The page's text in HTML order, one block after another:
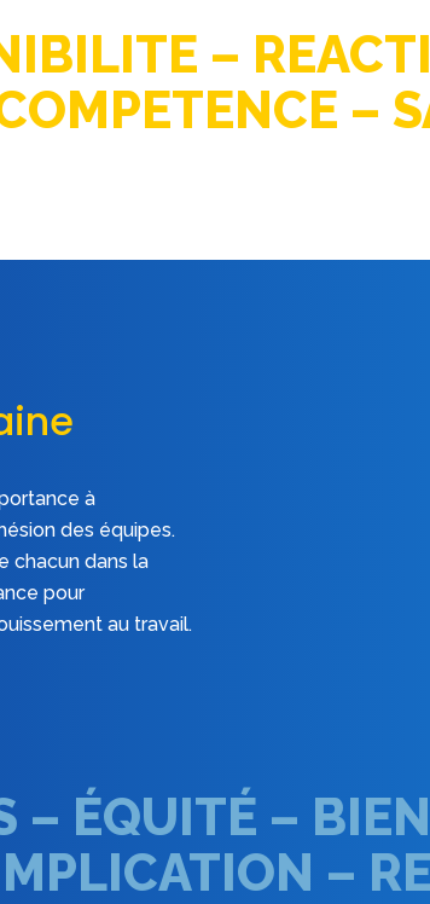
–
–
à
des équipes.
chacun dans la
pour
au travail.
– ÉQUITÉ –
–